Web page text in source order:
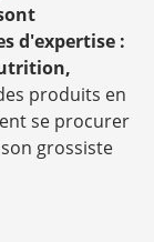
d'expertise :
produits en
se procurer
grossiste